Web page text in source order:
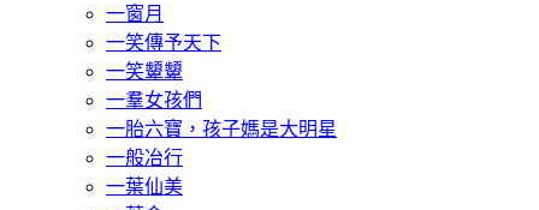
一窗月
一笑傳予天下
一笑顰顰
一羣女孩們
一胎六寶，孩子媽是大明星
一般冶行
一葉仙美